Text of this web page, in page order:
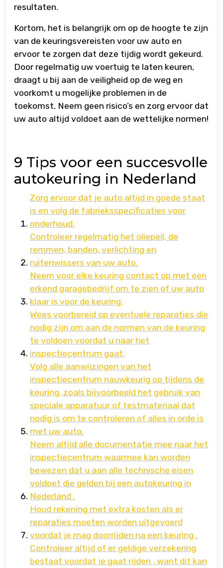
resultaten.
Kortom, het is belangrijk om op de hoogte te zijn
van de keuringsvereisten voor uw auto en
ervoor te zorgen dat deze tijdig wordt gekeurd.
Door regelmatig uw voertuig te laten keuren,
draagt u bij aan de veiligheid op de weg en
voorkomt u mogelijke problemen in de
toekomst. Neem geen risico’s en zorg ervoor dat
uw auto altijd voldoet aan de wettelijke normen!
9 Tips voor een succesvolle
autokeuring in Nederland
Zorg ervoor dat je auto altijd in goede staat
is en volg de fabrieksspecificaties voor
onderhoud.
Controleer regelmatig het oliepeil, de
remmen, banden, verlichting en
ruitenwissers van uw auto.
Neem voor elke keuring contact op met een
erkend garagebedrijf om te zien of uw auto
klaar is voor de keuring.
Wees voorbereid op eventuele reparaties die
nodig zijn om aan de normen van de keuring
te voldoen voordat u naar het
inspectiecentrum gaat.
Volg alle aanwijzingen van het
inspectiecentrum nauwkeurig op tijdens de
keuring, zoals bijvoorbeeld het gebruik van
speciale apparatuur of testmateriaal dat
nodig is om te controleren of alles in orde is
met uw auto.
Neem altijd alle documentatie mee naar het
inspectiecentrum waarmee kan worden
bewezen dat u aan alle technische eisen
voldoet die gelden bij een autokeuring in
Nederland .
Houd rekening met extra kosten als er
reparaties moeten worden uitgevoerd
voordat je mag doorrijden na een keuring .
Controleer altijd of er geldige verzekering
bestaat voordat je gaat rijden , want dit kan